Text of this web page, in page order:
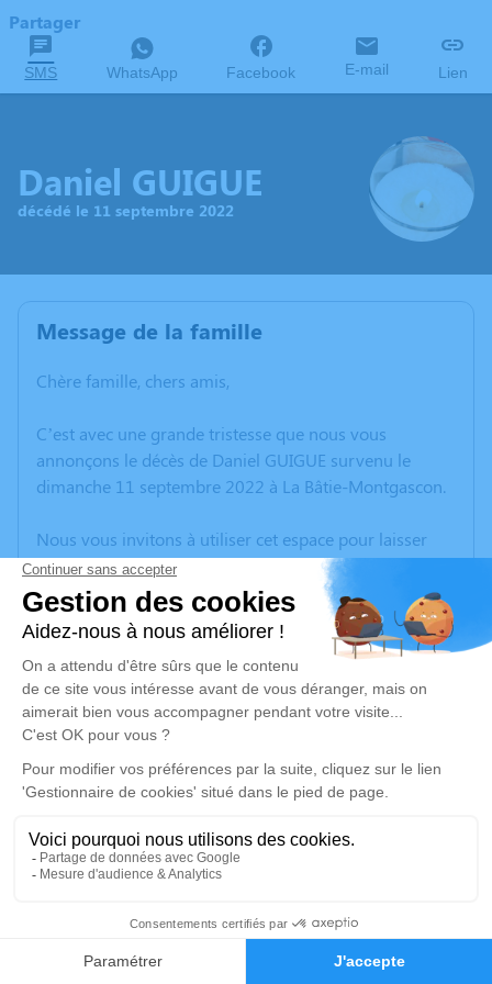
Faire-part Hommages
Partager
SMS WhatsApp Facebook E-mail Lien
Daniel GUIGUE
décédé le 11 septembre 2022
Message de la famille
Chère famille, chers amis,
C’est avec une grande tristesse que nous vous
annonçons le décès de Daniel GUIGUE survenu le
dimanche 11 septembre 2022 à La Bâtie-Montgascon.
Nous vous invitons à utiliser cet espace pour laisser
vos condoléances, partager des photos souvenirs, une
anecdote ou exprimer vos pensées à travers des
poèmes ou des textes. Cet endroit est un lieu
d'expression dédié à honorer la mémoire de Daniel
GUIGUE.
Un service de plantation d’arbre hommage est
disponible ici.
Je rends hommage
Cérémonie
PARC CIMETIERE COMMUNAUTAIRE D 161, bd
Université